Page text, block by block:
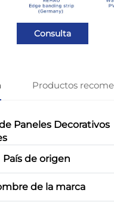
Consulta
Productos
Paneles Decorativos
País de origen
de la marca